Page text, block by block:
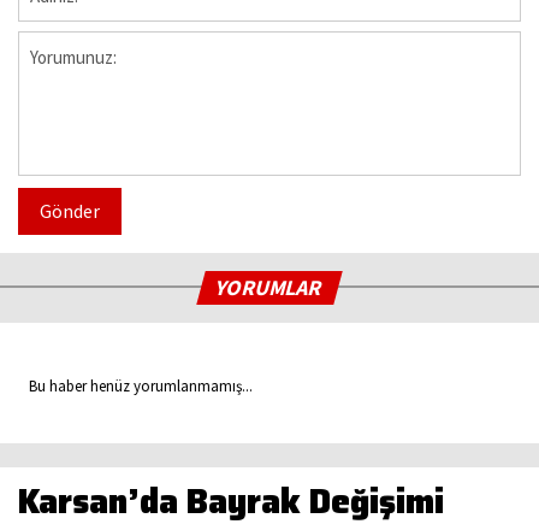
Gönder
YORUMLAR
Bu haber henüz yorumlanmamış...
Karsan’da Bayrak Değişimi